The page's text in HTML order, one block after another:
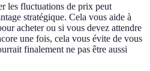
les fluctuations de prix peut
stratégique. Cela vous aide à
acheter ou si vous devez attendre
une fois, cela vous évite de vous
finalement ne pas être aussi